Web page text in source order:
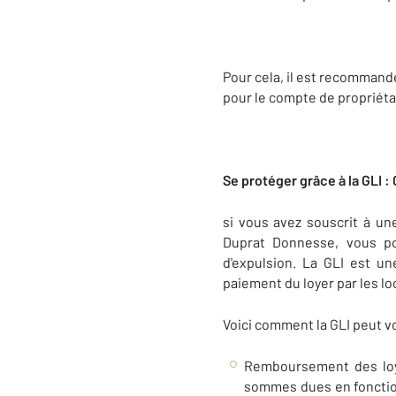
Pour cela, il est
pour le compte de
Se protéger grâce à la GLI
si vous avez souscrit à
Duprat Donnesse, vous
d'expulsion. La GLI est
paiement du loyer par les
Voici comment la GLI peut
Remboursement des
sommes dues en